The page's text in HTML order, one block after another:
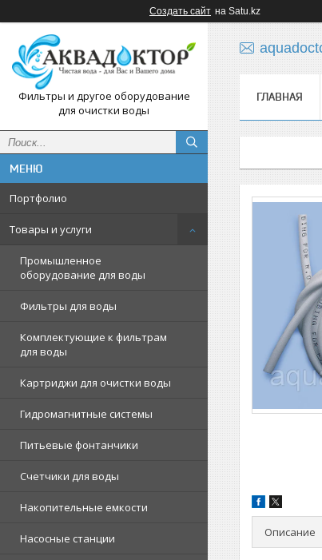
Создать сайт на Satu.kz
Фильтры и другое оборудование
для очистки воды
Портфолио
Товары и услуги
Промышленное
оборудование для воды
Фильтры для воды
Комплектующие к фильтрам
для воды
Картриджи для очистки воды
Гидромагнитные системы
Питьевые фонтанчики
Счетчики для воды
Накопительные емкости
Насосные станции
ГЛАВНАЯ
Описание